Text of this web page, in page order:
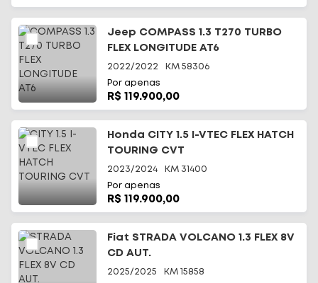
Início
Todos os carros
Telefone
Jeep COMPASS 1.3 T270 TURBO
FLEX LONGITUDE AT6
2022/2022 KM 58306
Por apenas
R$ 119.900,00
Honda CITY 1.5 I-VTEC FLEX HATCH
TOURING CVT
2023/2024 KM 31400
Por apenas
R$ 119.900,00
Fiat STRADA VOLCANO 1.3 FLEX 8V
CD AUT.
2025/2025 KM 15858